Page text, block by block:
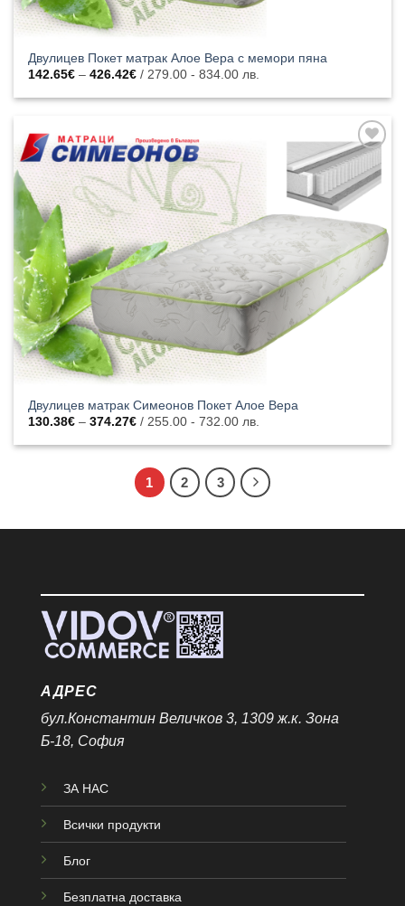
Двулицев Покет матрак Алое Вера с мемори пяна
142.65€ – 426.42€Price
142.65€
/ 279.00 - 834.00 лв.
Добавяне
към
списъка с
харесани
продукти
Двулицев матрак Симеонов Покет Алое Вера
130.38€ – 374.27€Price
130.38€
374.27€
/ 255.00 - 732.00 лв.
1 2 3
АДРЕС
бул.Константин Величков 3, 1309 ж.к. Зона
Б-18, София
ЗА НАС
Всички продукти
Блог
Безплатна доставка